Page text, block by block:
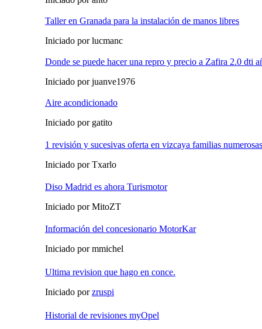
Taller en Granada para la instalación de manos libres
Iniciado por lucmanc
Donde se puede hacer una repro y precio a Zafira 2.0 dti
Iniciado por juanve1976
Aire acondicionado
Iniciado por gatito
1 revisión y sucesivas oferta en vizcaya familias numerosas
Iniciado por Txarlo
Diso Madrid es ahora Turismotor
Iniciado por MitoZT
Información del concesionario MotorKar
Iniciado por mmichel
Ultima revision que hago en conce.
Iniciado porzruspi
Historial de revisiones myOpel